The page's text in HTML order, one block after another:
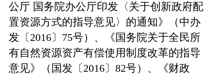
公厅 国务院办公厅印发〈关于创新政府配
置资源方式的指导意见〉的通知》（中办
发〔2016〕75号）、《国务院关于全民所
有自然资源资产有偿使用制度改革的指导
意见》（国发〔2016〕82号）、《财政